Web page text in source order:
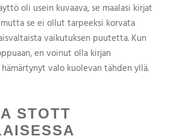
oli usein kuvaava, se maalasi kirjat
se ei ollut tarpeeksi korvata
vaikutuksen puutetta. Kun
en voinut olla kirjan
valo kuolevan tähden yllä.
STOTT